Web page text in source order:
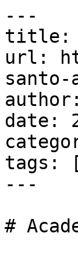
---
title:
url:
santo-
date:
tags:
---
#